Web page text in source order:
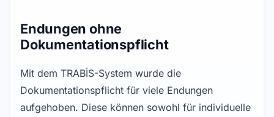
Endungen ohne
Dokumentationspflicht
Mit dem TRABİS-System wurde die
Dokumentationspflicht für viele Endungen
aufgehoben. Diese können sowohl für individuelle